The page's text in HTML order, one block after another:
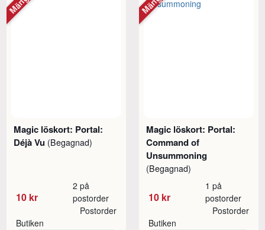
Magic löskort: Portal:
Déjà Vu (Begagnad)
10 kr
2 på
postorder
Butiken
Postorder
Magic löskort: Portal:
Command of
Unsummoning
(Begagnad)
10 kr
1 på
postorder
Butiken
Postorder